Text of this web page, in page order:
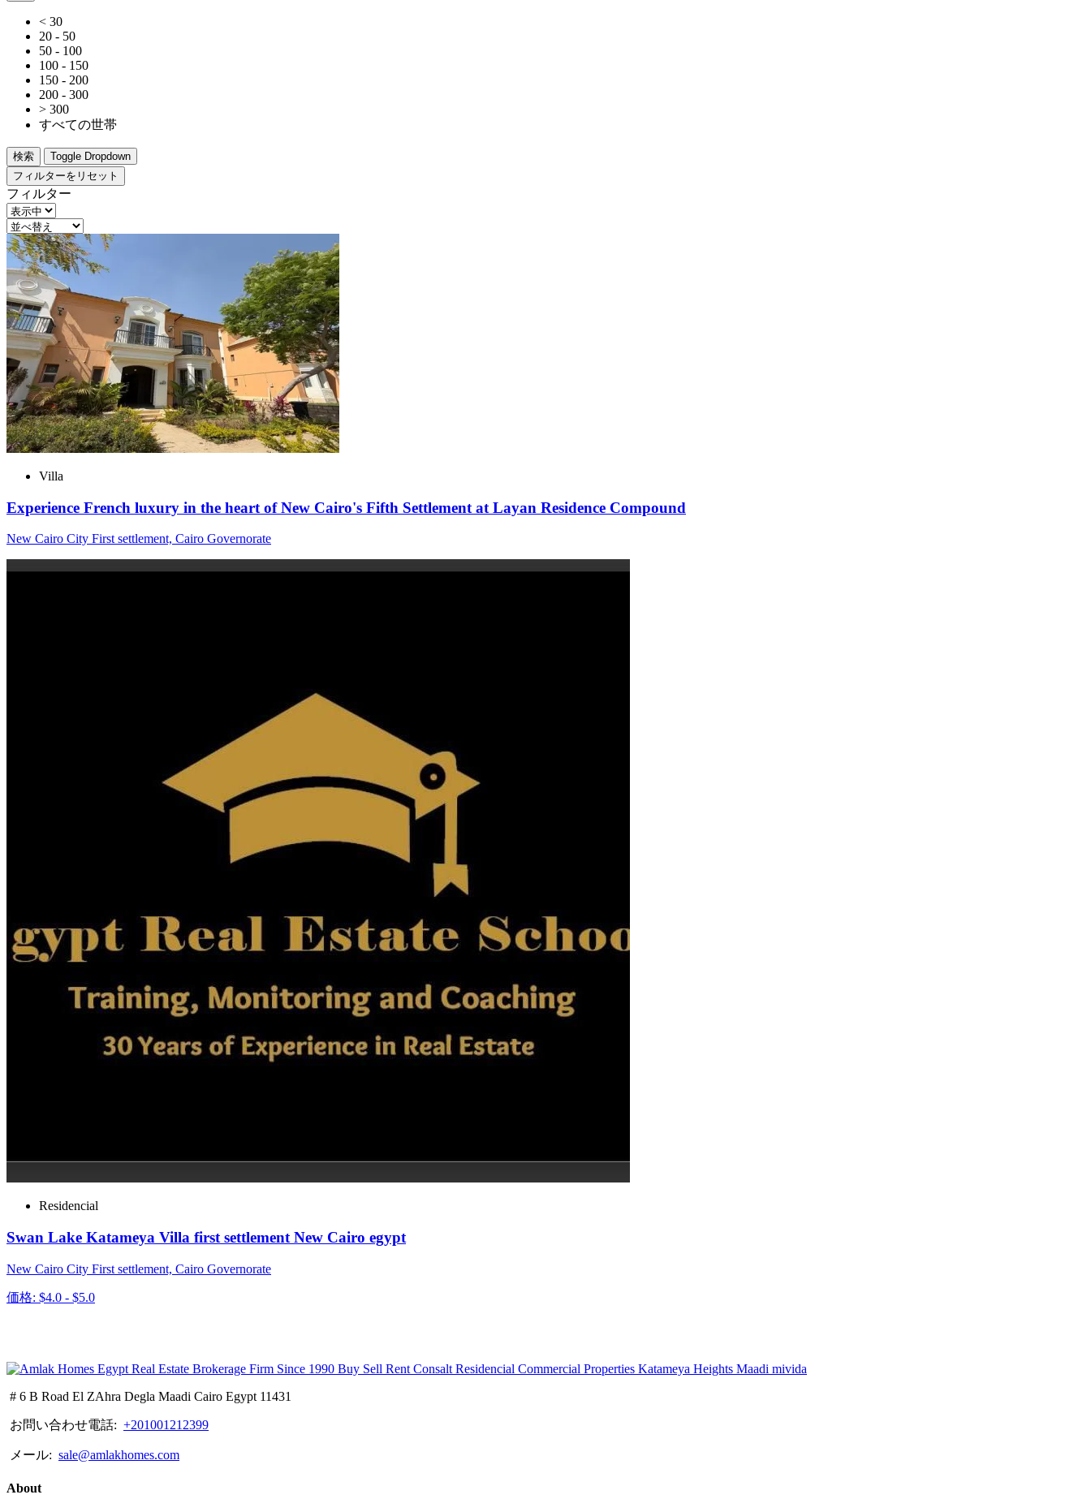
< 30
20 - 50
50 - 100
100 - 150
150 - 200
200 - 300
> 300
すべての世帯
検索
Toggle Dropdown
フィルターをリセット
フィルター
Villa
Experience French luxury in the heart of New Cairo's Fifth Settlement at Layan Residence Compound
New Cairo City First settlement, Cairo Governorate
Residencial
Swan Lake Katameya Villa first settlement New Cairo egypt
New Cairo City First settlement, Cairo Governorate
価格: $4.0 - $5.0
# 6 B Road El ZAhra Degla Maadi Cairo Egypt 11431
お問い合わせ電話: +201001212399
メール: sale@amlakhomes.com
About